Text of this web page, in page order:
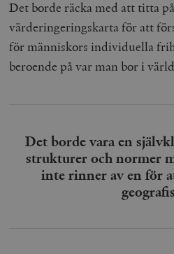
Det borde räcka med att titta
värderingeringskarta för att
för människors individuella
beroende på var man bor i
Det borde vara en
strukturer och normer
inte rinner av en för